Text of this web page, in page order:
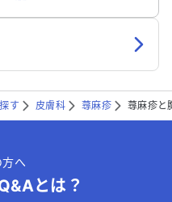
す 皮膚科 蕁麻疹 蕁麻疹と
へ
とは？